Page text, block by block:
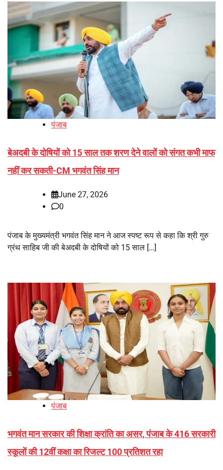
पंजाब
बेअदबी के दोषियों को 15 साल तक शरण देने वालों को संगत कभी माफ
नहीं कर सकती-CM भगवंत सिंह मान
June 27, 2026
0
पंजाब के मुख्यमंत्री भगवंत सिंह मान ने आज स्पष्ट रूप से कहा कि श्री गुरु
ग्रंथ साहिब जी की बेअदबी के दोषियों को 15 साल […]
पंजाब
भगवंत मान सरकार की शिक्षा क्रांति का असर, पंजाब के 416 सरकारी
स्कूलों की 12वीं कक्षा का रिजल्ट 100 प्रतिशत रहा